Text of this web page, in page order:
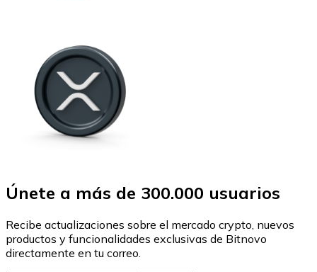
Únete a más de 300.000 usuarios
Recibe actualizaciones sobre el mercado crypto, nuevos
productos y funcionalidades exclusivas de Bitnovo
directamente en tu correo.